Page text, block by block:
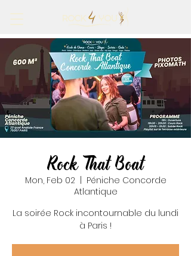
Rock That Boat
Mon, Feb 02
  |
Péniche Concorde
Atlantique
La soirée Rock incontournable du lundi
à Paris !